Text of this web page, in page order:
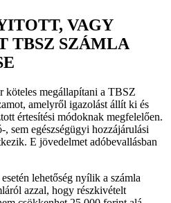
VAGY
TBSZ SZÁMLA
köteles megállapítani a TBSZ
amelyről igazolást állít ki és
értesítési módoknak megfelelően.
sem egészségügyi hozzájárulási
E jövedelmet adóbevallásban
lehetőség nyílik a számla
azzal, hogy részkivételt